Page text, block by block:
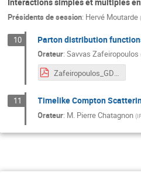
Présidents de session: Hervé Moutarde (
10 Parton distribution
Orateur:Savvas Zafeiropoulos
Zafeiropoulos_GDR_2019.pdf
11 Timelike Compton
Orateur: M. Pierre Chatagnon (